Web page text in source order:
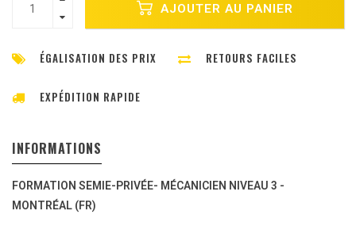
AJOUTER AU PANIER
ÉGALISATION DES PRIX RETOURS FACILES
EXPÉDITION RAPIDE
INFORMATIONS
FORMATION SEMIE-PRIVÉE- MÉCANICIEN NIVEAU 3 -
MONTRÉAL (FR)